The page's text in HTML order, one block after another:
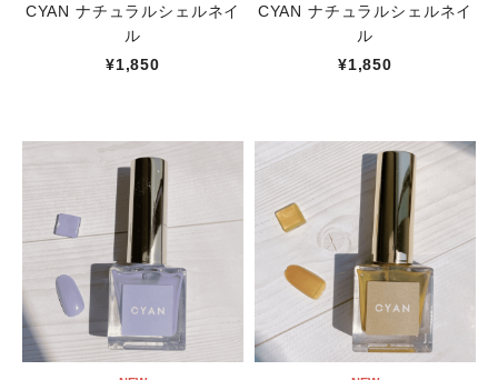
CYAN ナチュラルシェルネイ
ル
¥1,850
CYAN ナチュラルシェルネイ
ル
¥1,850